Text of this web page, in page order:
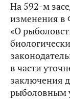
На 592-м
изменения в
«О
в части
заключения
рыболовным